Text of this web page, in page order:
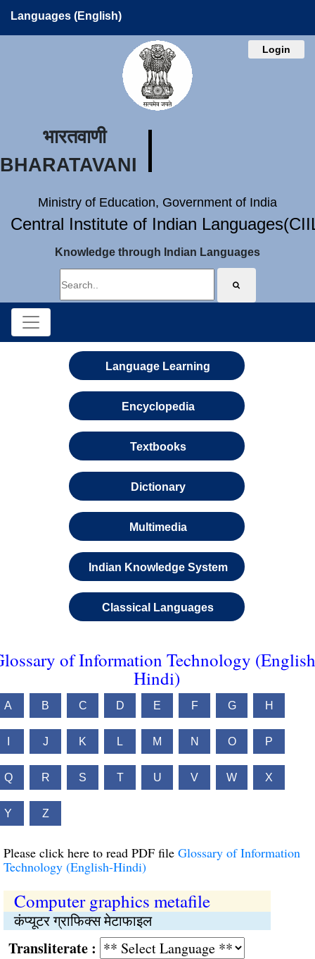
Languages (English)
Login
भारतवाणी
BHARATAVANI
Ministry of Education, Government of India
Central Institute of Indian
Knowledge through Indian Languages
Language Learning
Encyclopedia
Textbooks
Dictionary
Multimedia
Indian Knowledge System
Classical Languages
of Information Technology
Hindi)
A B C D E F G H
J K L M N O P
Q R S T U V W X
Y Z
Please click here to read PDF file Glossary of Information
Technology (English-Hindi)
Computer graphics metafile
कंप्यूटर ग्राफिक्स मेटाफाइल
: